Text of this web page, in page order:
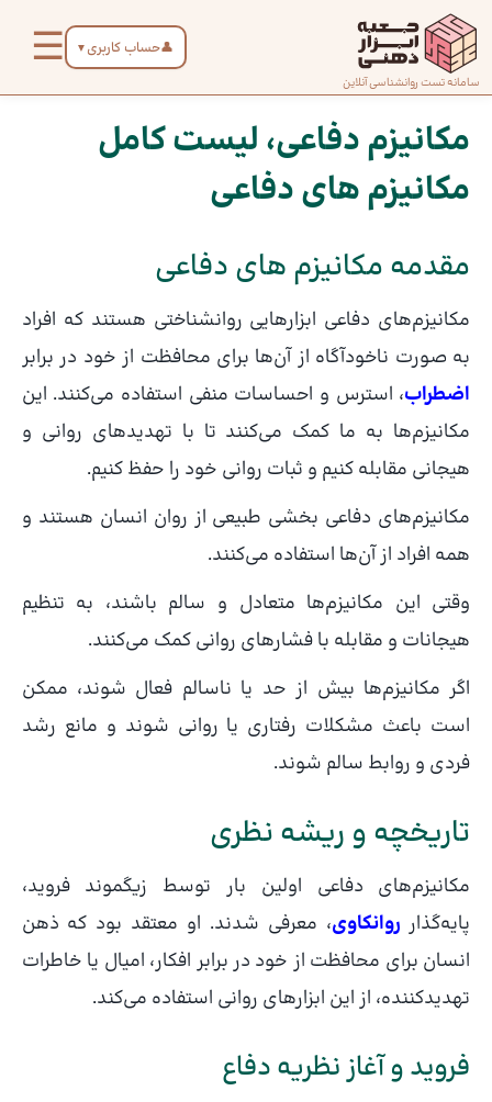
محتوا
سامانه تست روانشناسی آنلاین
👤حساب کاربری ▼
☰
صفحه
اصلی
درباره
تماس
با ما
دسته‌بندی
تست‌ها
مکانیزم دفاعی، لیست کامل
مکانیزم های دفاعی
مقدمه مکانیزم های دفاعی
مکانیزم‌های دفاعی ابزارهایی روانشناختی هستند که افراد
به صورت ناخودآگاه از آن‌ها برای محافظت از خود در برابر
اضطراب، استرس و احساسات منفی استفاده می‌کنند. این
مکانیزم‌ها به ما کمک می‌کنند تا با تهدیدهای روانی و
هیجانی مقابله کنیم و ثبات روانی خود را حفظ کنیم.
مکانیزم‌های دفاعی بخشی طبیعی از روان انسان هستند و
همه افراد از آن‌ها استفاده می‌کنند.
وقتی این مکانیزم‌ها متعادل و سالم باشند، به تنظیم
هیجانات و مقابله با فشارهای روانی کمک می‌کنند.
اگر مکانیزم‌ها بیش از حد یا ناسالم فعال شوند، ممکن
است باعث مشکلات رفتاری یا روانی شوند و مانع رشد
فردی و روابط سالم شوند.
تاریخچه و ریشه نظری
مکانیزم‌های دفاعی اولین بار توسط زیگموند فروید،
پایه‌گذار روانکاوی، معرفی شدند. او معتقد بود که ذهن
انسان برای محافظت از خود در برابر افکار، امیال یا خاطرات
تهدیدکننده، از این ابزارهای روانی استفاده می‌کند.
فروید و آغاز نظریه دفاع
پیمایش
نوشته